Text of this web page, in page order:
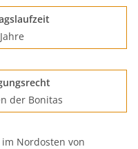
der Bonitas
Nordosten von